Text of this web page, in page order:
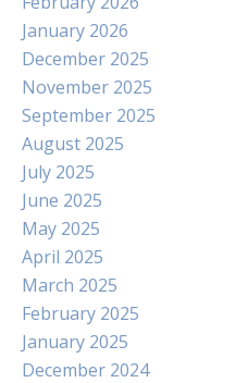
January 2026
December 2025
November 2025
September 2025
August 2025
July 2025
June 2025
May 2025
April 2025
March 2025
February 2025
January 2025
December 2024